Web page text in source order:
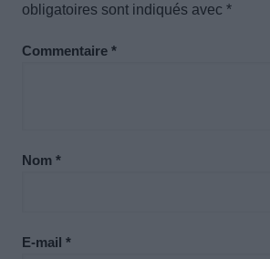
obligatoires sont indiqués avec *
Commentaire *
Nom *
E-mail *